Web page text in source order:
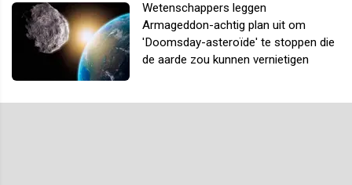
Wetenschappers leggen
Armageddon-achtig plan uit om
'Doomsday-asteroïde' te stoppen die
de aarde zou kunnen vernietigen